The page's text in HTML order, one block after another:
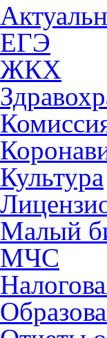
ЕГЭ
ЖКХ
Культура
Малый
МЧС